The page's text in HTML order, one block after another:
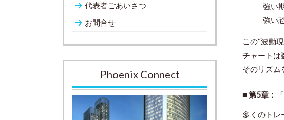
強い
強い
この“波動
チャートは
そのリズム
■ 第5章：
多くのトレ
代表者ごあいさつ
お問合せ
Phoenix Connect